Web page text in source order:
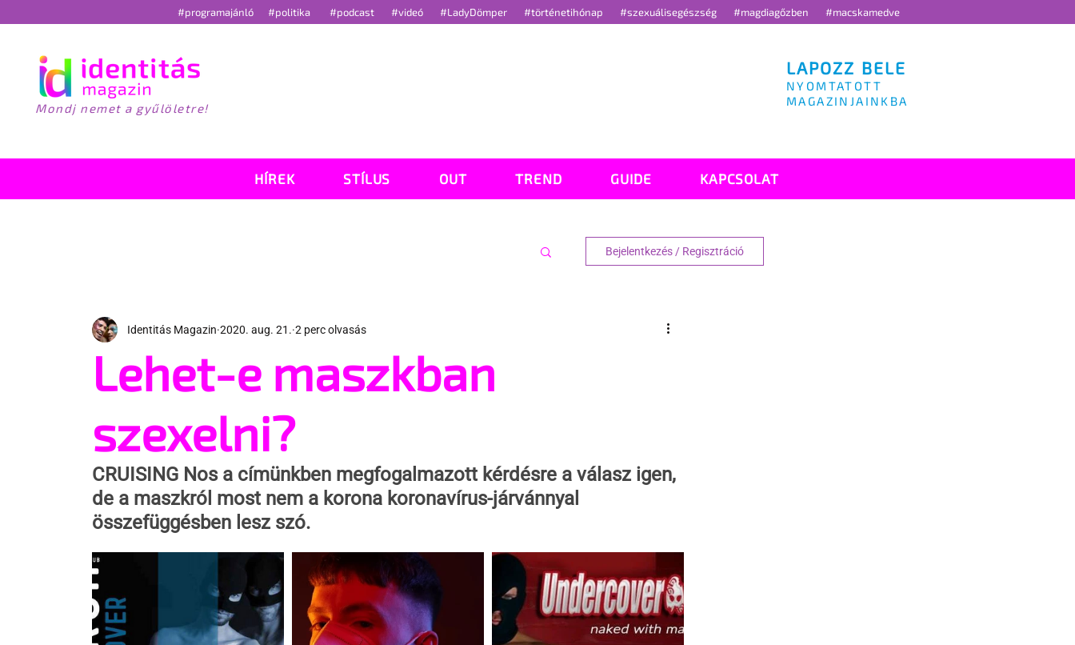
#programajánló #politika #podcast #videó #LadyDömper #történetihónap #szexuálisegészség #magdiagőzben #macskamedve
Mondj nemet a gyűlöletre!
LAPOZZ BELE
NYOMTATOTT
MAGAZINJAINKBA
HÍREK STÍLUS OUT TREND GUIDE KAPCSOLAT
Bejelentkezés / Regisztráció
Lehet-e maszkban
szexelni?
Identitás Magazin 2020. aug. 21. 2 perc olvasás
CRUISING Nos a címünkben megfogalmazott kérdésre a válasz igen,
de a maszkról most nem a korona koronavírus-járvánnyal
összefüggésben lesz szó.